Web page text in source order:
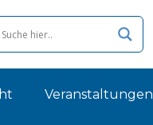
Veranstaltungen